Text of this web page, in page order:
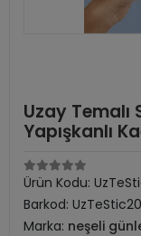
Uzay
Yapışkanlı
Ürün Kodu:
Barkod:
Marka: neşeli